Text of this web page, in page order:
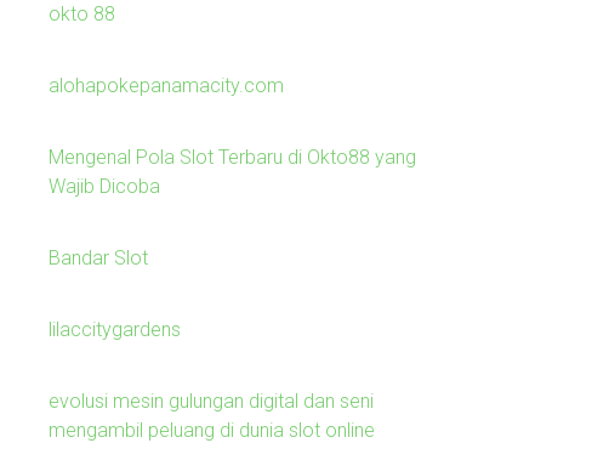
okto 88
alohapokepanamacity.com
Mengenal Pola Slot Terbaru di Okto88 yang
Wajib Dicoba
Bandar Slot
lilaccitygardens
evolusi mesin gulungan digital dan seni
mengambil peluang di dunia slot online